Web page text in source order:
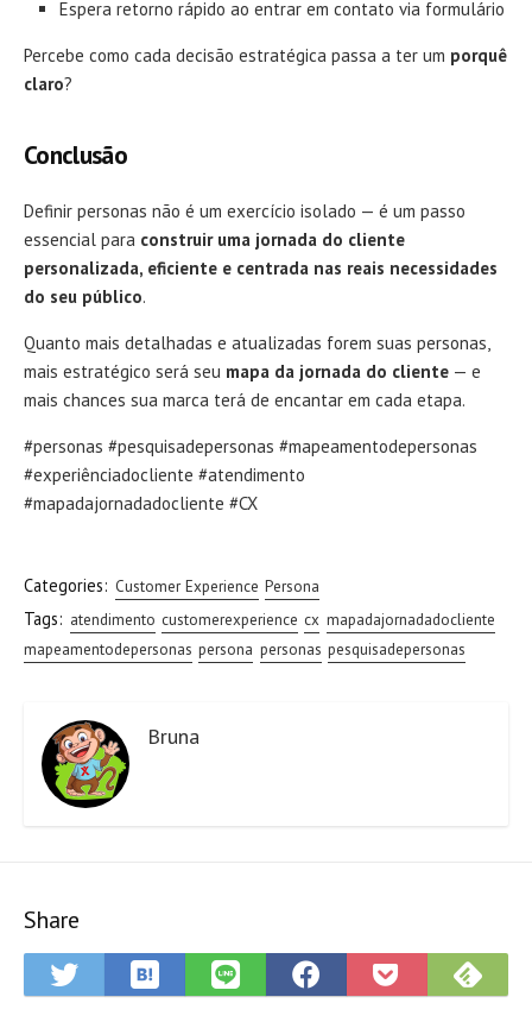
Espera retorno rápido ao entrar em contato via formulário
Percebe como cada decisão estratégica passa a ter um porquê
claro?
Conclusão
Definir personas não é um exercício isolado — é um passo
essencial para construir uma jornada do cliente
personalizada, eficiente e centrada nas reais necessidades
do seu público.
Quanto mais detalhadas e atualizadas forem suas personas,
mais estratégico será seu mapa da jornada do cliente — e
mais chances sua marca terá de encantar em cada etapa.
#personas #pesquisadepersonas #mapeamentodepersonas
#experiênciadocliente #atendimento
#mapadajornadadocliente #CX
Categories: Customer Experience Persona
Tags: atendimento customerexperience cx mapadajornadadocliente
mapeamentodepersonas persona personas pesquisadepersonas
Bruna
Share
Share
on
Save
to
Share
on
Share
on
Save
to
on